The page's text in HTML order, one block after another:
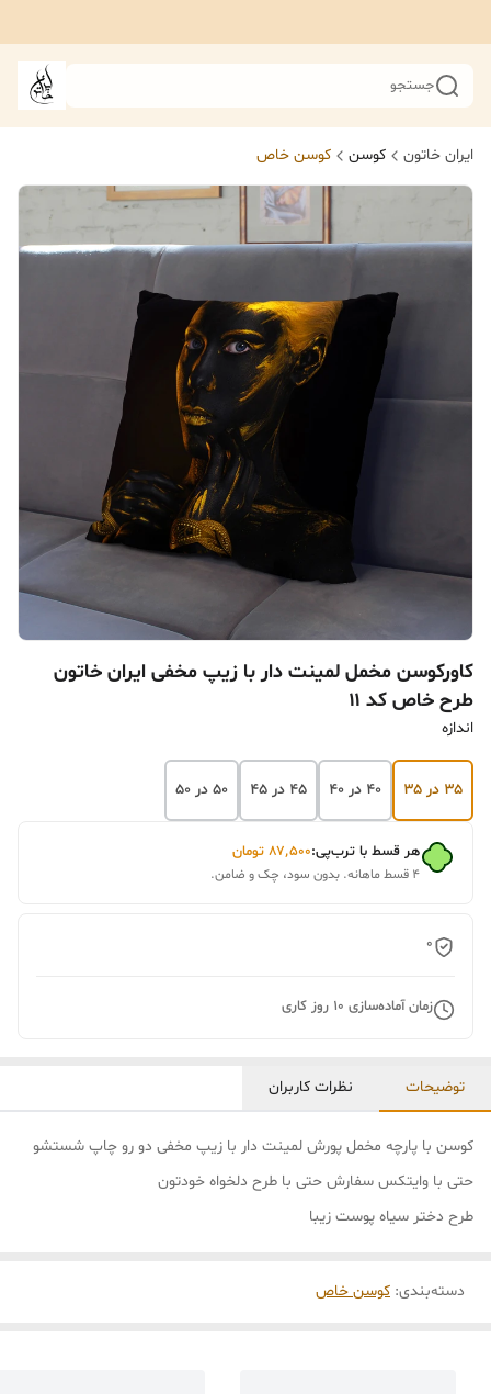
جستجو
ایران خاتون کوسن کوسن خاص
کاورکوسن مخمل لمینت دار با زیپ مخفی ایران خاتون
طرح خاص کد ۱۱
اندازه
۳۵ در ۳۵ ۴۰ در ۴۰ ۴۵ در ۴۵ ۵۰ در ۵۰
هر قسط با ترب‌پی:۸۷٬۵۰۰ تومان
۴ قسط ماهانه. بدون سود، چک و ضامن.
0
زمان آماده‌سازی 10 روز کاری
توضیحات نظرات کاربران
کوسن با پارچه مخمل پورش لمینت دار با زیپ مخفی دو رو چاپ شستشو
حتی با وایتکس سفارش حتی با طرح دلخواه خودتون
طرح دختر سیاه پوست زیبا
دسته‌بندی: کوسن خاص